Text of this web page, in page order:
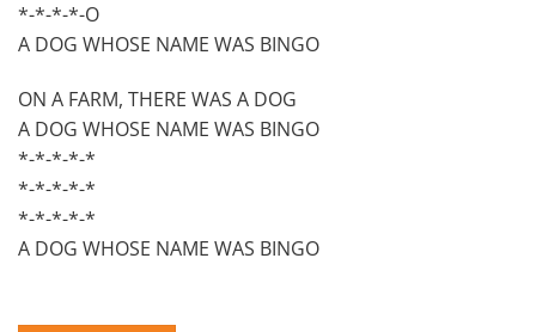
*-*-*-*-O
A DOG WHOSE NAME WAS BINGO
ON A FARM, THERE WAS A DOG
A DOG WHOSE NAME WAS BINGO
*-*-*-*-*
*-*-*-*-*
*-*-*-*-*
A DOG WHOSE NAME WAS BINGO